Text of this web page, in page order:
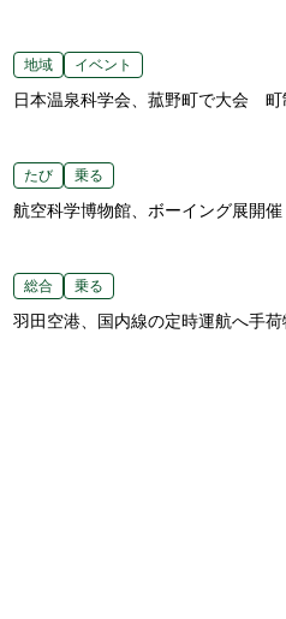
地域 イベント
日本温泉科学会、菰野町で大会
たび 乗る
航空科学博物館、ボーイング展開
総合 乗る
羽田空港、国内線の定時運航へ手